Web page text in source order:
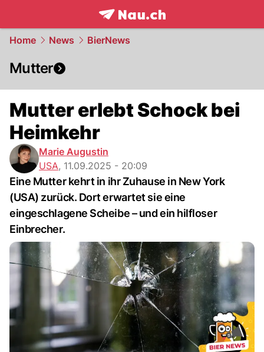
frontpage.NAU.ch
Home News BierNews
Mutter
Mutter erlebt Schock bei
Heimkehr
Marie Augustin
USA, 11.09.2025 - 20:09
Eine Mutter kehrt in ihr Zuhause in New York
(USA) zurück. Dort erwartet sie eine
eingeschlagene Scheibe – und ein hilfloser
Einbrecher.